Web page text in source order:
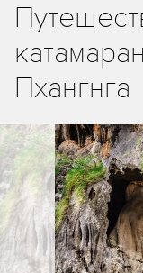
Пхангнга